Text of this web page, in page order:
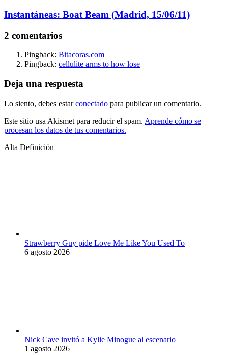
Instantáneas: Boat Beam (Madrid, 15/06/11)
2 comentarios
Pingback: Bitacoras.com
Pingback: cellulite arms to how lose
Deja una respuesta
Lo siento, debes estarconectado para publicar un comentario.
Este sitio usa Akismet para reducir el spam. Aprende cómo se
procesan los datos de tus comentarios.
Alta Definición
Strawberry Guy pide Love Me Like You Used To
6 agosto 2026
Nick Cave invitó a Kylie Minogue al escenario
1 agosto 2026